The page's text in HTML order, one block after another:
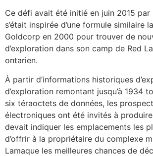
Ce défi avait été initié en juin 2015 par
s’était inspirée d’une formule similaire
Goldcorp en 2000 pour trouver de
d’exploration dans son camp de Red
ontarien.
À partir d’informations historiques
d’exploration remontant jusqu’à 1934
six téraoctets de données, les
électroniques ont été invités à
devait indiquer les emplacements les
d’offrir à la propriétaire du complexe
Lamaque les meilleures chances de